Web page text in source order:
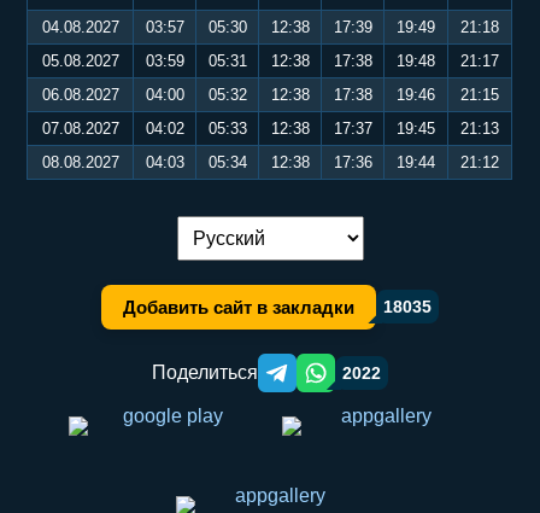
04.08.2027
03:57 05:30 12:38 17:39 19:49
21:18
05.08.2027
03:59 05:31 12:38 17:38 19:48
21:17
06.08.2027
04:00 05:32 12:38 17:38 19:46
21:15
07.08.2027
04:02 05:33 12:38 17:37 19:45
21:13
08.08.2027
04:03 05:34 12:38 17:36 19:44 21:12
Переключение языка:
Добавить сайт в закладки 18035
Поделиться Telegram orqali ulashish
WhatsApp orqali ulashish
2022